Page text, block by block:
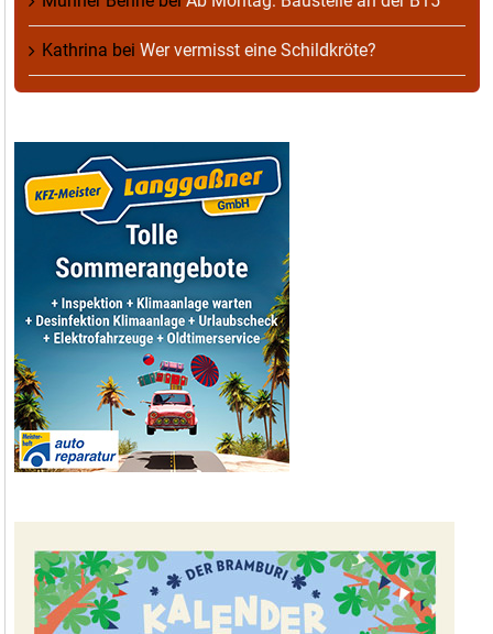
Kathrina bei Wer vermisst eine Schildkröte?